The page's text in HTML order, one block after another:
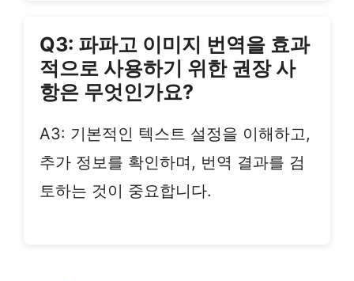
Q3: 파파고 이미지 번역을 효과
적으로 사용하기 위한 권장 사
항은 무엇인가요?
A3: 기본적인 텍스트 설정을 이해하고,
추가 정보를 확인하며, 번역 결과를 검
토하는 것이 중요합니다.